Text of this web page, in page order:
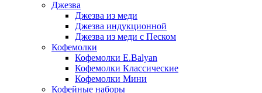
Джезва
Джезва из меди
Джезва индукционной
Джезва из меди с Песком
Кофемолки
Кофемолки E.Balyan
Кофемолки Классические
Кофемолки Мини
Кофейные наборы